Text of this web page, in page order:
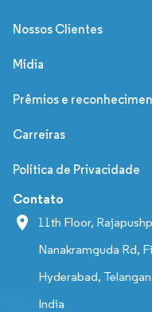
Nossos Clientes
Mídia
Prêmios e
Carreiras
Política de Privacidade
Contato
11th Floor,
Nanakramguda Rd,
Hyderabad,
India